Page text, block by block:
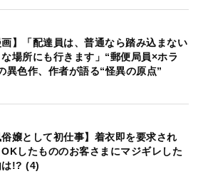
画】「配達員は、普通なら踏み込まない
場所にも行きます」“郵便局員×ホラ
異色作、作者が語る“怪異の原点”
俗嬢として初仕事】着衣即を要求され
したもののお客さまにマジギレした
は!? (4)